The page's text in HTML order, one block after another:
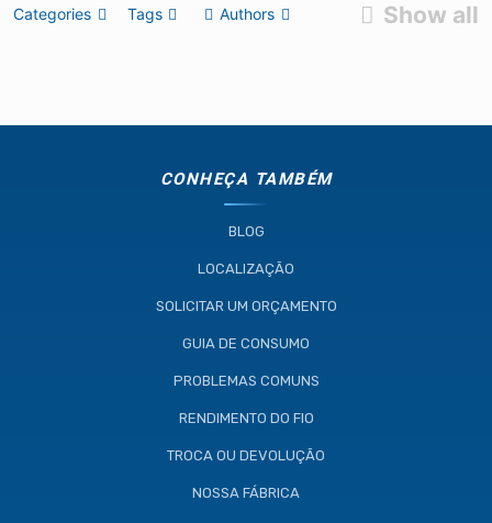
Categories Tags Authors Show all
CONHEÇA TAMBÉM
BLOG
LOCALIZAÇÃO
SOLICITAR UM ORÇAMENTO
GUIA DE CONSUMO
PROBLEMAS COMUNS
RENDIMENTO DO FIO
TROCA OU DEVOLUÇÃO
NOSSA FÁBRICA